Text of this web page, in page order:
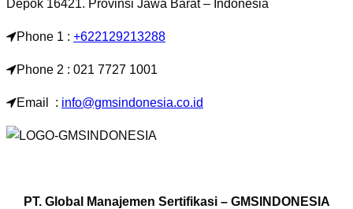
Depok 16421. Provinsi Jawa Barat – Indonesia
Phone 1 : +622129213288
Phone 2 : 021 7727 1001
Email : info@gmsindonesia.co.id
PT. Global Manajemen Sertifikasi – GMSINDONESIA